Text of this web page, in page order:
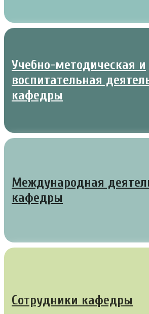
Учебно-методическая и
воспитательная
кафедры
Международная
кафедры
Сотрудники кафедры